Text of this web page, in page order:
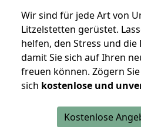
Wir sind für jede Art von
Litzelstetten gerüstet.
helfen, den Stress und
damit Sie sich auf Ihren
freuen können. Zögern
sich kostenlose und
Kostenlose